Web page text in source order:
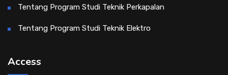
Tentang Program Studi Teknik Perkapalan
Tentang Program Studi Teknik Elektro
Access